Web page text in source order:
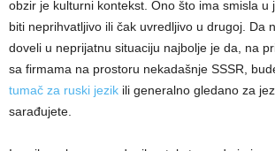
obzir je kulturni kontekst. Ono što ima smisla u
biti neprihvatljivo ili čak uvredljivo u drugoj. Da
doveli u neprijatnu situaciju najbolje je da, na
sa firmama na prostoru nekadašnje SSSR,
tumač za ruski jezik ili generalno gledano za
sarađujete.